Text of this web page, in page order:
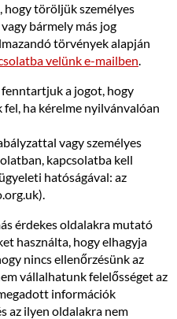
hogy töröljük személyes
bármely más jog
törvények alapján
velünk e-mailben.
a jogot, hogy
ha kérelme nyilvánvalóan
vagy személyes
kapcsolatba kell
hatóságával: az
érdekes oldalakra mutató
használta, hogy elhagyja
nincs ellenőrzésünk az
vállalhatunk felelősséget az
információk
az ilyen oldalakra nem